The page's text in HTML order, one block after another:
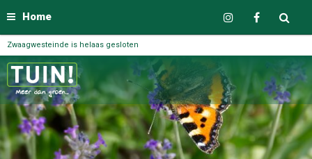
Home
Zwaagwesteinde is helaas gesloten